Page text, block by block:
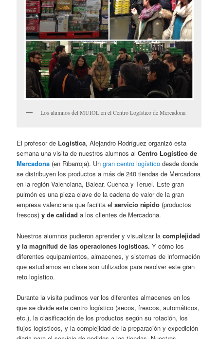
Los alumnos del MUIOL en el Centro Logístico de Mercadona
El profesor de Logística, Alejandro Rodríguez organizó esta
semana una visita de nuestros alumnos alCentro Logístico de
Mercadona (en Ribarroja). Ungran centro logístico desde donde
se distribuyen los productos a más de 240 tiendas de Mercadona
en la región Valenciana, Balear, Cuenca y Teruel. Este gran
pulmón es una pieza clave de la cadena de valor de la gran
empresa valenciana que facilita elservicio rápido (productos
frescos)y de calidad a los clientes de Mercadona.
Nuestros alumnos pudieron aprender y visualizar lacomplejidad
y la magnitud de las operaciones logísticas. Y cómo los
diferentes equipamientos, almacenes, y sistemas de información
que estudiamos en clase son utilizados para resolver este gran
reto logístico.
Durante la visita pudimos ver los diferentes almacenes en los
que se divide este centro logístico (secos, frescos, automáticos,
etc.), la clasificación de los productos según su rotación, los
flujos logísticos, y la complejidad de la preparación y expedición